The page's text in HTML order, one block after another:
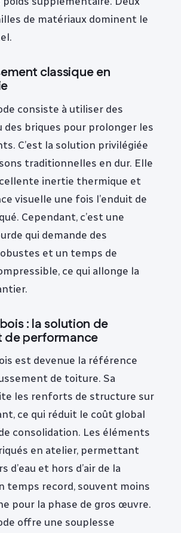
de matériaux dominent le
classique en
consiste à utiliser des
des briques pour prolonger les
C’est la solution privilégiée
traditionnelles en dur. Elle
inertie thermique et
visuelle une fois l’enduit de
Cependant, c’est une
qui demande des
et un temps de
ce qui allonge la
: la solution de
de performance
est devenue la référence
de toiture. Sa
les renforts de structure sur
ce qui réduit le coût global
consolidation. Les éléments
en atelier, permettant
d’eau et hors d’air de la
temps record, souvent moins
pour la phase de gros œuvre.
offre une souplesse